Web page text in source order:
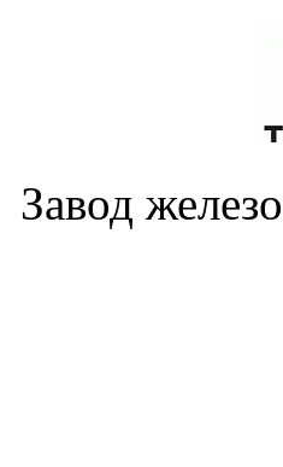
Завод